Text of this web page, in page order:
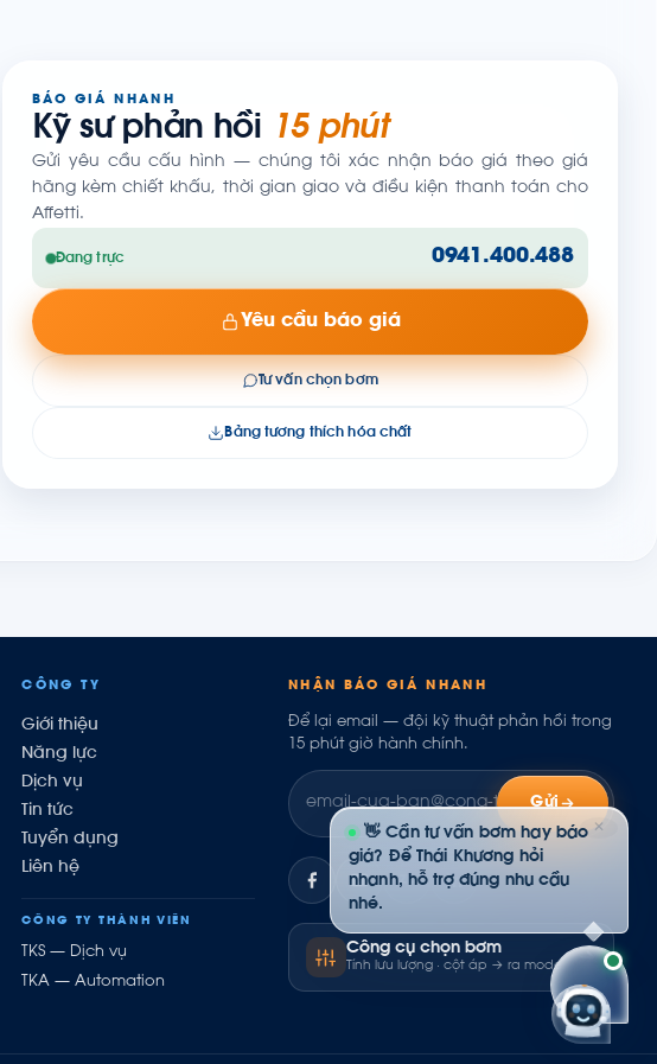
BÁO GIÁ NHANH
Kỹ sư phản hồi 15 phút
Gửi yêu cầu cấu hình — chúng tôi xác nhận báo giá theo giá
hãng kèm chiết khấu, thời gian giao và điều kiện thanh toán cho
Affetti.
Đang trực 0941.400.488
Yêu cầu báo giá
Tư vấn chọn bơm
Bảng tương thích hóa chất
CÔNG TY
Giới thiệu
Năng lực
Dịch vụ
Tin tức
Tuyển dụng
Liên hệ
CÔNG TY THÀNH VIÊN
TKS — Dịch vụ
TKA — Automation
NHẬN BÁO GIÁ NHANH
Để lại email — đội kỹ thuật phản hồi trong
15 phút giờ hành chính.
Gửi
ZL
Công cụ chọn bơm
Tính lưu lượng · cột áp → ra model
✕
👋 Cần tư vấn bơm hay báo
giá? Để Thái Khương hỏi
nhanh, hỗ trợ đúng nhu cầu
nhé.